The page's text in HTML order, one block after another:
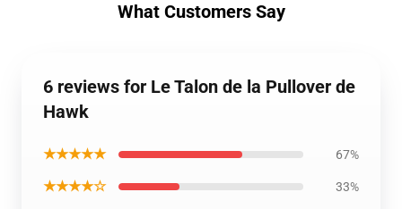
What Customers Say
6 reviews for Le Talon de la Pullover de
Hawk
★★★★★ 67%
★★★★☆ 33%